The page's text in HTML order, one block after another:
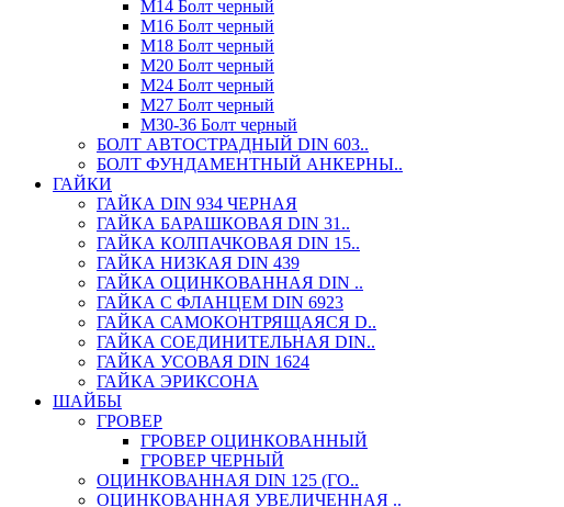
М14 Болт черный
М16 Болт черный
М18 Болт черный
М20 Болт черный
М24 Болт черный
М27 Болт черный
М30-36 Болт черный
БОЛТ АВТОСТРАДНЫЙ DIN 603..
БОЛТ ФУНДАМЕНТНЫЙ АНКЕРНЫ..
ГАЙКИ
ГАЙКА DIN 934 ЧЕРНАЯ
ГАЙКА БАРАШКОВАЯ DIN 31..
ГАЙКА КОЛПАЧКОВАЯ DIN 15..
ГАЙКА НИЗКАЯ DIN 439
ГАЙКА ОЦИНКОВАННАЯ DIN ..
ГАЙКА С ФЛАНЦЕМ DIN 6923
ГАЙКА САМОКОНТРЯЩАЯСЯ D..
ГАЙКА СОЕДИНИТЕЛЬНАЯ DIN..
ГАЙКА УСОВАЯ DIN 1624
ГАЙКА ЭРИКСОНА
ШАЙБЫ
ГРОВЕР
ГРОВЕР ОЦИНКОВАННЫЙ
ГРОВЕР ЧЕРНЫЙ
ОЦИНКОВАННАЯ DIN 125 (ГО..
ОЦИНКОВАННАЯ УВЕЛИЧЕННАЯ ..